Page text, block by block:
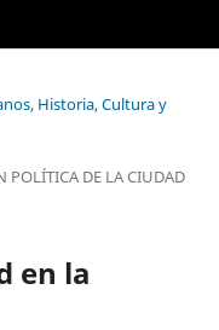
Historia, Cultura y
POLÍTICA DE LA CIUDAD
en la